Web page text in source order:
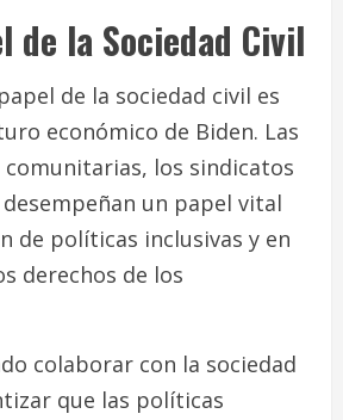
de la Sociedad Civil
de la sociedad civil es
económico de Biden. Las
comunitarias, los sindicatos
un papel vital
de políticas inclusivas y en
derechos de los
colaborar con la sociedad
que las políticas